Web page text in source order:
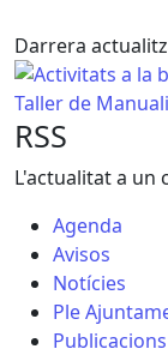
Darrera
Activitats a la
RSS
L'actualitat a un
Agenda
Avisos
Notícies
Ple
Publicacions